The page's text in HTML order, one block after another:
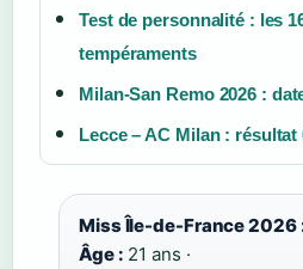
Test de personnalité : les
tempéraments
Milan-San Remo 2026 :
Lecce – AC Milan :
Miss Île-de-France 2026
Âge : 21 ans ·